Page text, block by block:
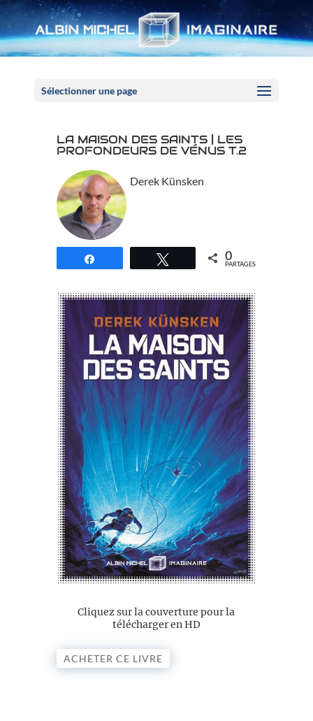
Sélectionner une page
LA MAISON DES SAINTS | LES
PROFONDEURS DE VÉNUS T.2
Derek Künsken
Tweetez 0
PARTAGES
Cliquez sur la couverture pour la
télécharger en HD
ACHETER CE LIVRE
Panneau de gestion des cookies